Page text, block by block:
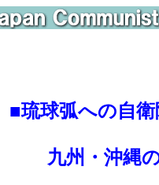
■琉球弧への自
九州・沖縄の